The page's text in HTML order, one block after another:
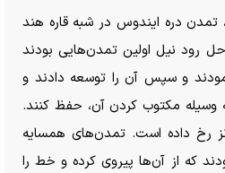
تمدن دره ایندوس در شبه قاره هند
رود نیل اولین تمدن‌هایی بودند
و سپس آن را توسعه دادند و
وسیله مکتوب کردن آن، حفظ کنند.
رخ داده است. تمدن‌های همسایه
که از آن‌ها پیروی کرده و خط را